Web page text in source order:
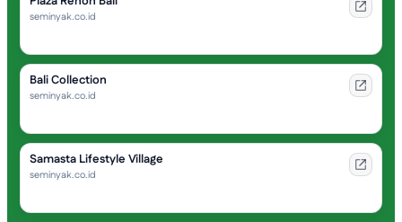
seminyak.co.id
Bali Collection
seminyak.co.id
Samasta Lifestyle Village
seminyak.co.id